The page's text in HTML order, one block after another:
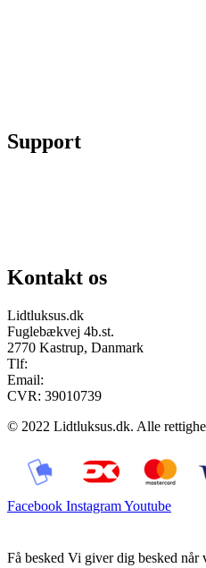
Support
Kontakt os
Lidtluksus.dk
Fuglebækvej 4b.st.
2770 Kastrup, Danmark
Tlf:
Email:
CVR: 39010739
© 2022 Lidtluksus.dk. Alle
Facebook InstagramYoutube
Få besked Vi giver dig besked når